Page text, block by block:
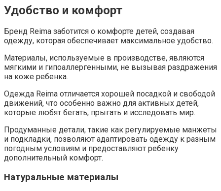
Удобство и комфорт
Бренд Reima заботится о комфорте детей, создавая
одежду, которая обеспечивает максимальное удобство.
Материалы, используемые в производстве, являются
мягкими и гипоаллергенными, не вызывая раздражения
на коже ребенка.
Одежда Reima отличается хорошей посадкой и свободой
движений, что особенно важно для активных детей,
которые любят бегать, прыгать и исследовать мир.
Продуманные детали, такие как регулируемые манжеты
и подкладки, позволяют адаптировать одежду к разным
погодным условиям и предоставляют ребенку
дополнительный комфорт.
Натуральные материалы